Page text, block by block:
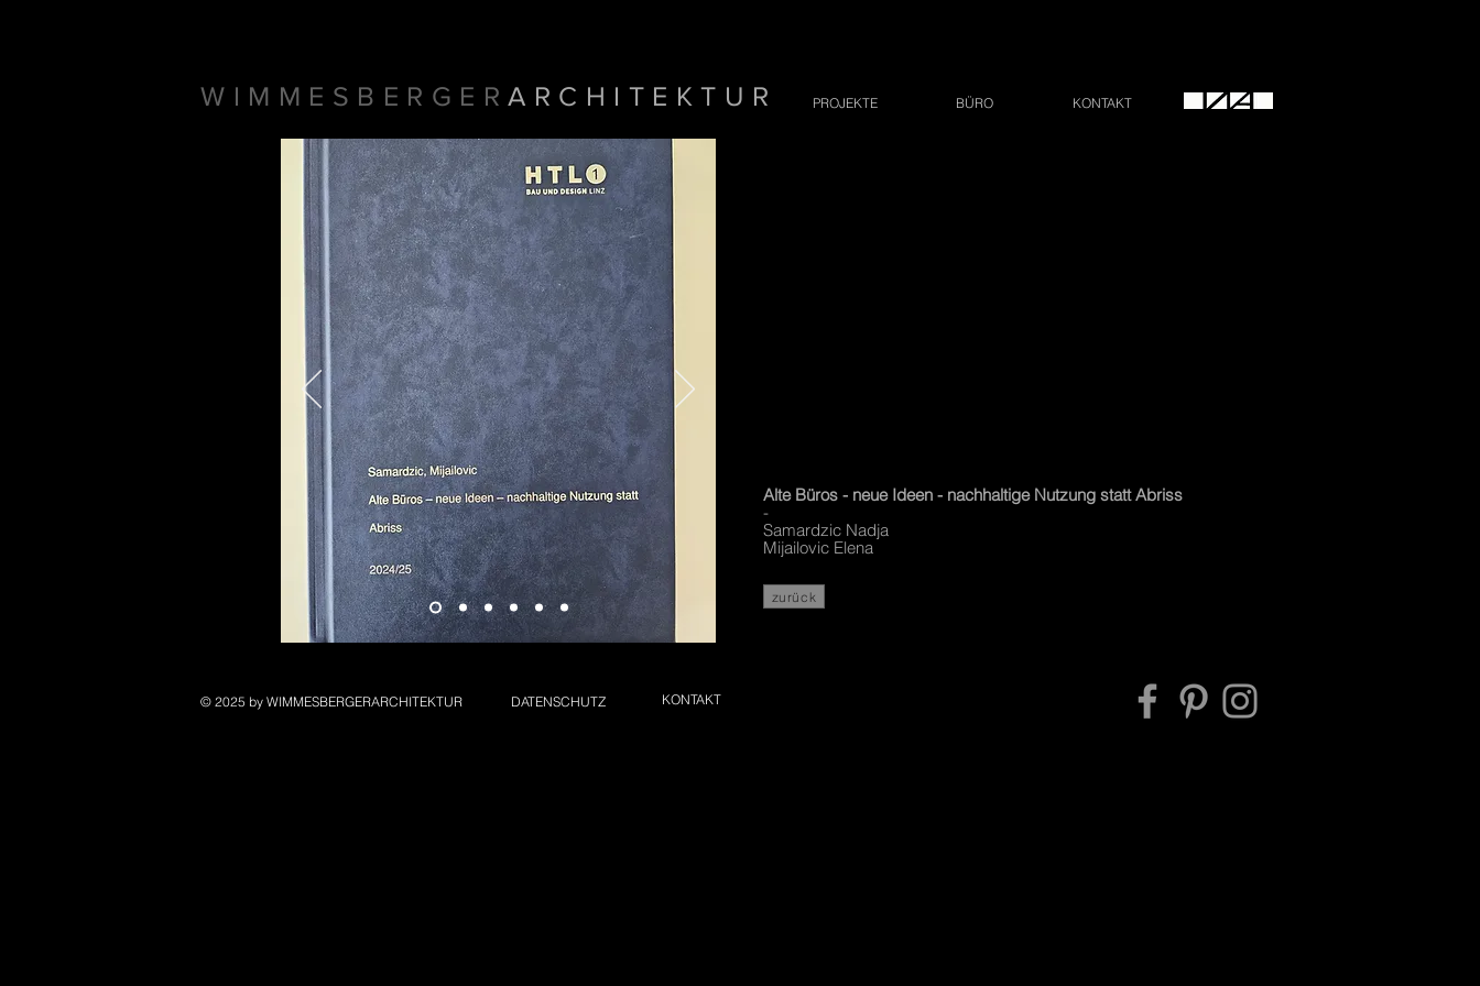
PROJEKTE BÜRO KONTAKT HOME
WIMMESBERGER ARCHITEKTUR
Alte Büros - neue Ideen - nachhaltige Nutzung statt Abriss
-
Samardzic Nadja
Mijailovic Elena
zurück
© 2025 by WIMMESBERGERARCHITEKTUR DATENSCHUTZ KONTAKT